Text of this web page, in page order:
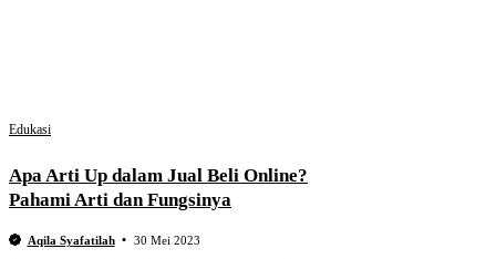
Edukasi
Apa Arti Up dalam Jual Beli Online?
Pahami Arti dan Fungsinya
Aqila Syafatilah 30 Mei 2023